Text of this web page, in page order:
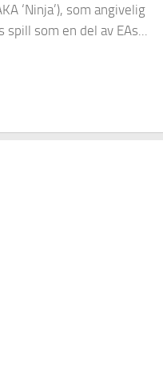
‘Ninja’), som angivelig
som en del av EAs...